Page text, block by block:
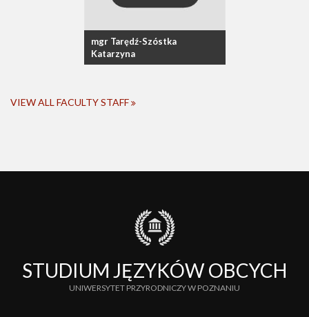
mgr Tarędź-Szóstka
Katarzyna
VIEW ALL FACULTY STAFF
STUDIUM JĘZYKÓW OBCYCH
UNIWERSYTET PRZYRODNICZY W POZNANIU